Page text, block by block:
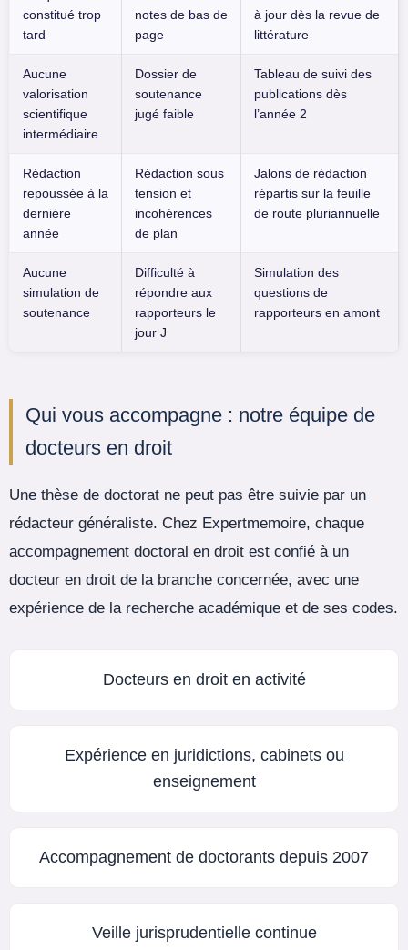
constitué trop
tard
notes de bas de
page
à jour dès la revue de
littérature
Aucune
valorisation
scientifique
intermédiaire
Dossier de
soutenance
jugé faible
Tableau de suivi des
publications dès
l’année 2
Rédaction
repoussée à la
dernière
année
Rédaction sous
tension et
incohérences
de plan
Jalons de rédaction
répartis sur la feuille
de route pluriannuelle
Aucune
simulation de
soutenance
Difficulté à
répondre aux
rapporteurs le
jour J
Simulation des
questions de
rapporteurs en amont
Qui vous accompagne : notre équipe de
docteurs en droit
Une thèse de doctorat ne peut pas être suivie par un
rédacteur généraliste. Chez Expertmemoire, chaque
accompagnement doctoral en droit est confié à un
docteur en droit de la branche concernée, avec une
expérience de la recherche académique et de ses codes.
Docteurs en droit en activité
Expérience en juridictions, cabinets ou
enseignement
Accompagnement de doctorants depuis 2007
Veille jurisprudentielle continue